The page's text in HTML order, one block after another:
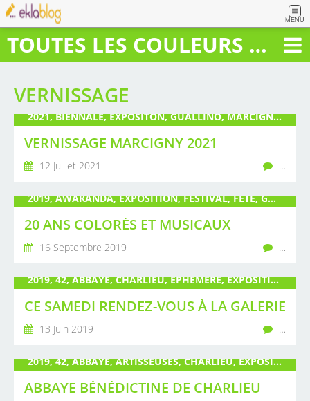
MENU
TOUTES LES COULEURS DU BONHEUR
VERNISSAGE
2021, BIENNALE, EXPOSITON, GUALLINO, MARCIGNY, PEINTURE, POIRÉ, SCULPTURE, VERNISSAGE
VERNISSAGE MARCIGNY 2021
12 Juillet 2021 …
2019, AWARANDA, EXPOSITION, FESTIVAL, FÊTE, GUALLINO, IGUERANDE, LIVRE, MUSIQUE, PARAPLUIE, POIRÉ, SAÔNE ET LOIRE, SCULPTURE, TOILE, VERNISSAGE
20 ANS COLORÉS ET MUSICAUX
16 Septembre 2019 …
2019, 42, ABBAYE, CHARLIEU, ÉPHÉMÈRE, EXPOSITION, FÊTE DES PÈRES, GALERIE, GUALLINO, LOIRE, PLEIN LES YEUX, POIRÉ, VERNISSAGE
CE SAMEDI RENDEZ-VOUS À LA GALERIE
13 Juin 2019 …
2019, 42, ABBAYE, ARTISSEUSES, CHARLIEU, EXPOSITION, GUALLINO, LIVRE, LOIRE, PARAPLUIE, PEINTURE, PLEIN LES YEUX, POIRÉ, SCULPTURE, VERNISSAGE
ABBAYE BÉNÉDICTINE DE CHARLIEU